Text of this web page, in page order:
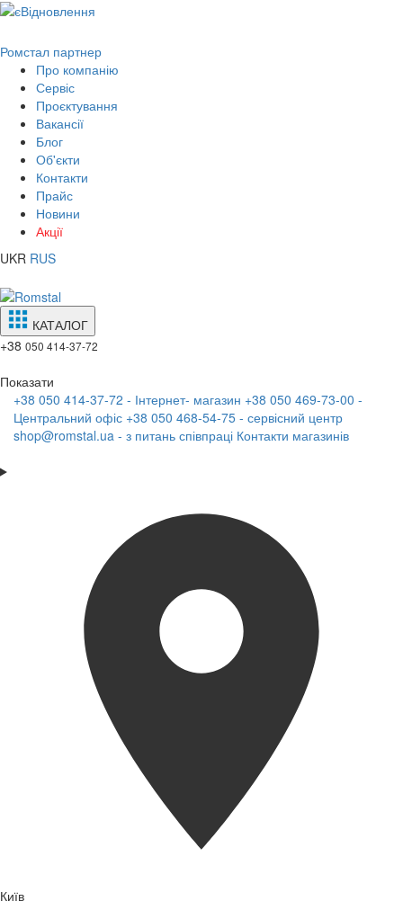
Ромстал партнер
Про компанію
Сервіс
Проєктування
Вакансії
Блог
Об'єкти
Контакти
Прайс
Новини
Акції
UKR RUS
КАТАЛОГ
+38 050 414-37-72
Показати
+38 050 414-37-72 - Інтернет- магазин +38 050 469-73-00 -
Центральний офіс +38 050 468-54-75 - сервісний центр
shop@romstal.ua - з питань співпраці Контакти магазинів
Київ